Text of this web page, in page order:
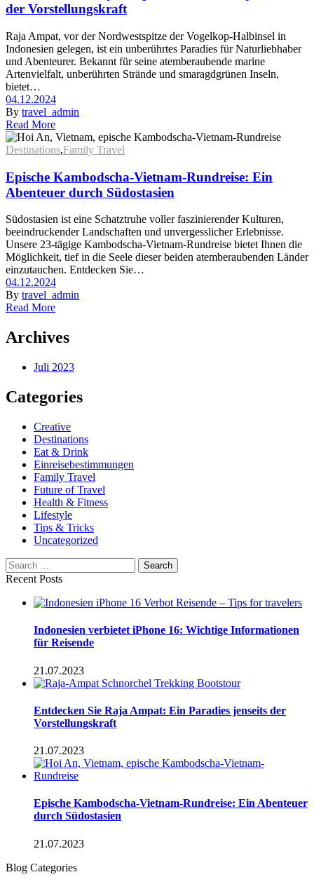
der Vorstellungskraft
Raja Ampat, vor der Nordwestspitze der Vogelkop-Halbinsel in
Indonesien gelegen, ist ein unberührtes Paradies für Naturliebhaber
und Abenteurer. Bekannt für seine atemberaubende marine
Artenvielfalt, unberührten Strände und smaragdgrünen Inseln,
bietet…
04.12.2024
By travel_admin
Read More
Destinations,Family Travel
Epische Kambodscha-Vietnam-Rundreise: Ein
Abenteuer durch Südostasien
Südostasien ist eine Schatztruhe voller faszinierender Kulturen,
beeindruckender Landschaften und unvergesslicher Erlebnisse.
Unsere 23-tägige Kambodscha-Vietnam-Rundreise bietet Ihnen die
Möglichkeit, tief in die Seele dieser beiden atemberaubenden Länder
einzutauchen. Entdecken Sie…
04.12.2024
By travel_admin
Read More
Archives
Juli 2023
Categories
Creative
Destinations
Eat & Drink
Einreisebestimmungen
Family Travel
Future of Travel
Health & Fitness
Lifestyle
Tips & Tricks
Uncategorized
Search
Recent Posts
Indonesien verbietet iPhone 16: Wichtige Informationen
für Reisende
21.07.2023
Entdecken Sie Raja Ampat: Ein Paradies jenseits der
Vorstellungskraft
21.07.2023
Epische Kambodscha-Vietnam-Rundreise: Ein Abenteuer
durch Südostasien
21.07.2023
Blog Categories